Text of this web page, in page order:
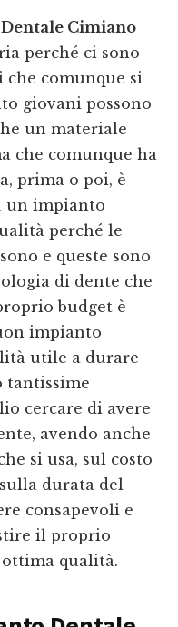
Cimiano
perché ci sono
comunque si
giovani possono
un materiale
che comunque ha
prima o poi, è
un impianto
perché le
e queste sono
di dente che
budget è
impianto
utile a durare
tantissime
cercare di avere
avendo anche
si usa, sul costo
durata del
consapevoli e
il proprio
qualità.